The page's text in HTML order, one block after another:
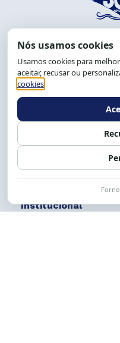
End.: R.
Tel.: (71) 2104-5457,
Expediente:
Siga nossas redes
Institucional